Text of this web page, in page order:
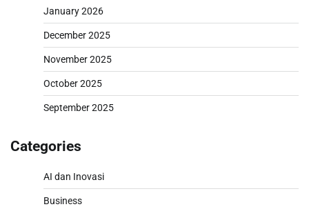
January 2026
December 2025
November 2025
October 2025
September 2025
Categories
AI dan Inovasi
Business